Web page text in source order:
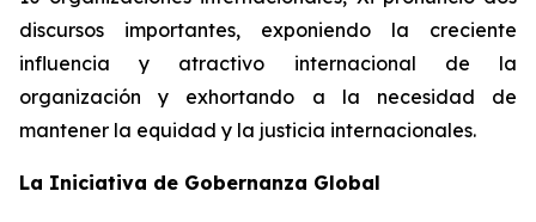
discursos importantes, exponiendo la creciente
influencia y atractivo internacional de la
organización y exhortando a la necesidad de
mantener la equidad y la justicia internacionales.
La Iniciativa de Gobernanza Global